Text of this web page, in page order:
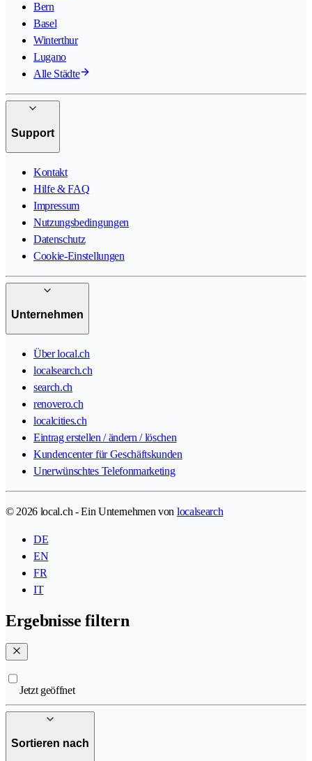
Bern
Basel
Winterthur
Lugano
Alle Städte
Support
Kontakt
Hilfe & FAQ
Impressum
Nutzungsbedingungen
Datenschutz
Cookie-Einstellungen
Unternehmen
Über local.ch
localsearch.ch
search.ch
renovero.ch
localcities.ch
Eintrag erstellen / ändern / löschen
Kundencenter für Geschäftskunden
Unerwünschtes Telefonmarketing
© 2026 local.ch - Ein Unternehmen von localsearch
DE
EN
FR
IT
Ergebnisse filtern
Jetzt geöffnet
Sortieren nach